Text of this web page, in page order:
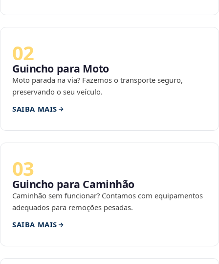
02
Guincho para Moto
Moto parada na via? Fazemos o transporte seguro,
preservando o seu veículo.
SAIBA MAIS
03
Guincho para Caminhão
Caminhão sem funcionar? Contamos com equipamentos
adequados para remoções pesadas.
SAIBA MAIS